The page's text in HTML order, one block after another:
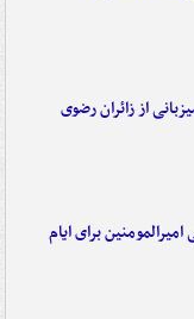
از زائران رضوی
برای ایام